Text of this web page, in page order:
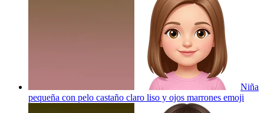
Niña
pequeña con pelo castaño claro liso y ojos marrones emoji